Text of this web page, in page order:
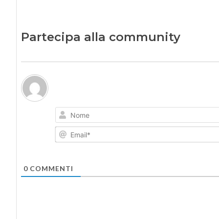
Partecipa alla community
0COMMENTI